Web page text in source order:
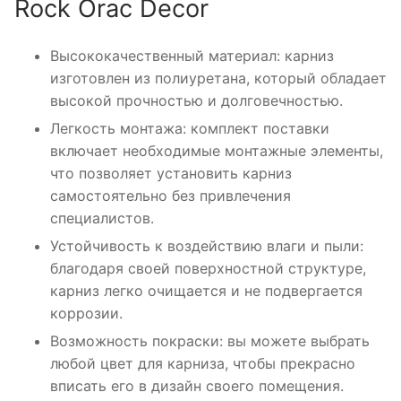
Rock Orac Decor
Высококачественный материал: карниз
изготовлен из полиуретана, который обладает
высокой прочностью и долговечностью.
Легкость монтажа: комплект поставки
включает необходимые монтажные элементы,
что позволяет установить карниз
самостоятельно без привлечения
специалистов.
Устойчивость к воздействию влаги и пыли:
благодаря своей поверхностной структуре,
карниз легко очищается и не подвергается
коррозии.
Возможность покраски: вы можете выбрать
любой цвет для карниза, чтобы прекрасно
вписать его в дизайн своего помещения.